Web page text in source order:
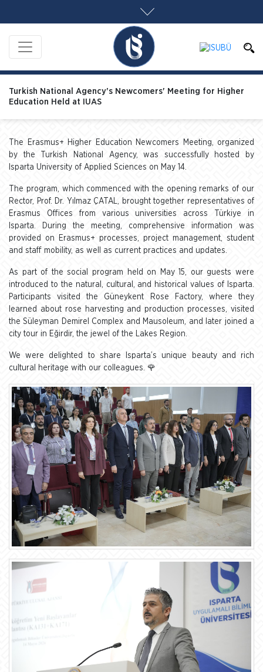
Turkish National Agency's Newcomers' Meeting for Higher
Education Held at IUAS
The Erasmus+ Higher Education Newcomers Meeting, organized
by the Turkish National Agency, was successfully hosted by
Isparta University of Applied Sciences on May 14.
The program, which commenced with the opening remarks of our
Rector, Prof. Dr. Yılmaz ÇATAL, brought together representatives of
Erasmus Offices from various universities across Türkiye in
Isparta. During the meeting, comprehensive information was
provided on Erasmus+ processes, project management, student
and staff mobility, as well as current practices and updates.
As part of the social program held on May 15, our guests were
introduced to the natural, cultural, and historical values of Isparta.
Participants visited the Güneykent Rose Factory, where they
learned about rose harvesting and production processes, visited
the Süleyman Demirel Complex and Mausoleum, and later joined a
city tour in Eğirdir, the jewel of the Lakes Region.
We were delighted to share Isparta’s unique beauty and rich
cultural heritage with our colleagues. 🌹